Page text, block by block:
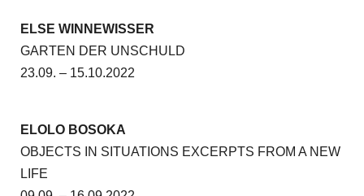
ELSE WINNEWISSER
GARTEN DER UNSCHULD
23.09. – 15.10.2022
ELOLO BOSOKA
OBJECTS IN SITUATIONS EXCERPTS FROM A NEW
LIFE